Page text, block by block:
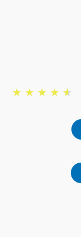
★ ★ ★ ★ ★